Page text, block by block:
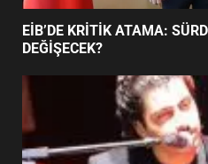
BURHANİYE
YENİ
EİB’DE KRİTİK ATAMA:
DEĞİŞECEK?